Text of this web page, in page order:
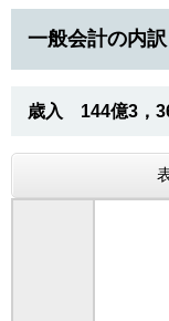
一般会計の内訳
歳入 144億3，